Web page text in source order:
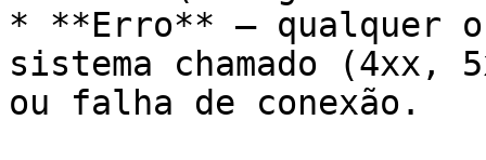
* **Erro** — qualquer
sistema chamado
ou falha de conexão.